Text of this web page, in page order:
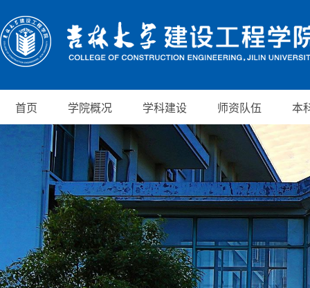
首页 学院概况 学科建设 师资队伍 本